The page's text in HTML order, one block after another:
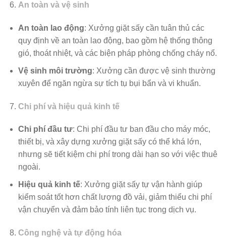
An toàn và vệ sinh
An toàn lao động: Xưởng giặt sấy cần tuân thủ các
quy định về an toàn lao động, bao gồm hệ thống thông
gió, thoát nhiệt, và các biện pháp phòng chống cháy nổ.
Vệ sinh môi trường: Xưởng cần được vệ sinh thường
xuyên để ngăn ngừa sự tích tụ bụi bẩn và vi khuẩn.
Chi phí và hiệu quả kinh tế
Chi phí đầu tư: Chi phí đầu tư ban đầu cho máy móc,
thiết bị, và xây dựng xưởng giặt sấy có thể khá lớn,
nhưng sẽ tiết kiệm chi phí trong dài hạn so với việc thuê
ngoài.
Hiệu quả kinh tế: Xưởng giặt sấy tự vận hành giúp
kiểm soát tốt hơn chất lượng đồ vải, giảm thiểu chi phí
vận chuyển và đảm bảo tính liên tục trong dịch vụ.
Công nghệ và tự động hóa